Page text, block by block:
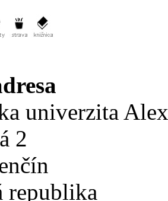
univerzita
2
republika